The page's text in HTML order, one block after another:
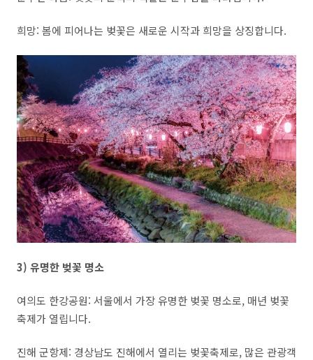
희망: 봄에 피어나는 벚꽃은 새로운 시작과 희망을 상징합니다.
3) 유명한 벚꽃 명소
여의도 한강공원: 서울에서 가장 유명한 벚꽃 명소로, 매년 벚꽃
축제가 열립니다.
진해 군항제: 경상남도 진해에서 열리는 벚꽃축제로, 많은 관광객